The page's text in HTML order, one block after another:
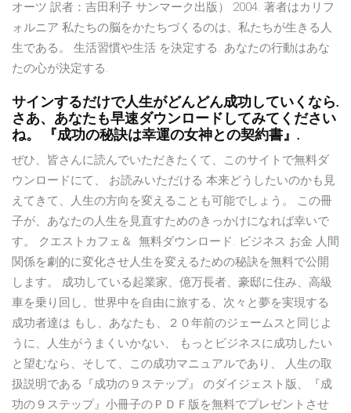
オーツ 訳者：吉田利子 サンマーク出版） 2004. 著者はカリフ
ォルニア 私たちの脳をかたちづくるのは、私たちが生きる人
生である。 生活習慣や生活 を決定する. あなたの行動はあな
たの心が決定する.
サインするだけで人生がどんどん成功していくなら.
さあ、あなたも早速ダウンロードしてみてください
ね。 『成功の秘訣は幸運の女神との契約書』.
ぜひ、皆さんに読んでいただきたくて、このサイトで無料ダ
ウンロードにて、 お読みいただける 本来どうしたいのかも見
えてきて、人生の方向を変えることも可能でしょう。 この冊
子が、あなたの人生を見直すためのきっかけになれば幸いで
す。 クエストカフェ＆ 無料ダウンロード. ビジネス お金 人間
関係を劇的に変化させ人生を変えるための秘訣を無料で公開
します。 成功している起業家、億万長者、豪邸に住み、高級
車を乗り回し、世界中を自由に旅する、次々と夢を実現する
成功者達は もし、あなたも、２０年前のジェームスと同じよ
うに、人生がうまくいかない、 もっとビジネスに成功したい
と望むなら、そして、この成功マニュアルであり、 人生の取
扱説明である『成功の９ステップ』 のダイジェスト版、『成
功の９ステップ』小冊子のＰＤＦ版を無料でプレゼントさせ